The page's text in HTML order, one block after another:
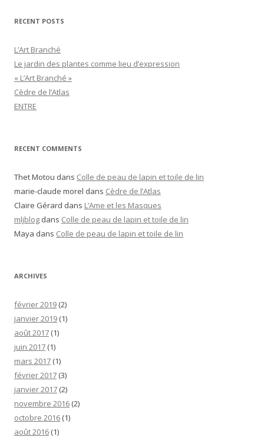
RECENT POSTS
L’Art Branché
Le jardin des plantes comme lieu d’expression
« L’Art Branché »
Cèdre de l’Atlas
ENTRE
RECENT COMMENTS
Thet Motou dans Colle de peau de lapin et toile de lin
marie-claude morel dans Cèdre de l’Atlas
Claire Gérard dans L’Ame et les Masques
mljblog dans Colle de peau de lapin et toile de lin
Maya dans Colle de peau de lapin et toile de lin
ARCHIVES
février 2019 (2)
janvier 2019 (1)
août 2017 (1)
juin 2017 (1)
mars 2017 (1)
février 2017 (3)
janvier 2017 (2)
novembre 2016 (2)
octobre 2016 (1)
août 2016 (1)